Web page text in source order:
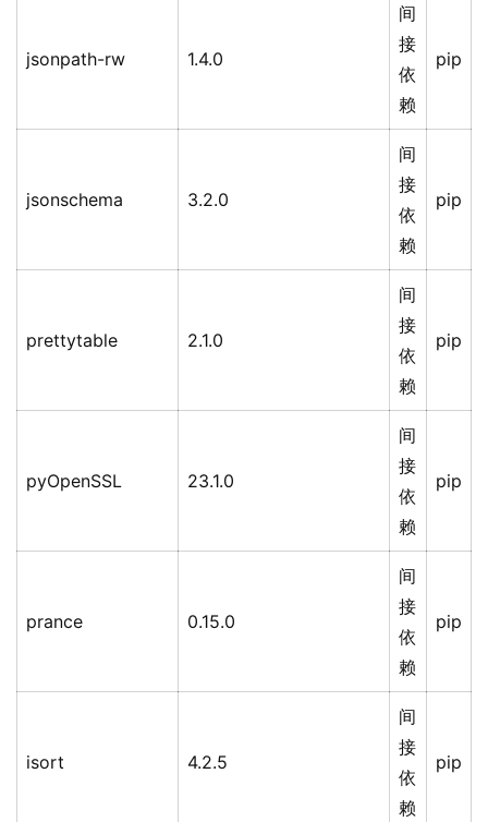
jsonpath-rw 1.4.0
间
接
依
赖
pip
jsonschema 3.2.0
间
接
依
赖
pip
prettytable 2.1.0
间
接
依
赖
pip
pyOpenSSL 23.1.0
间
接
依
赖
pip
prance 0.15.0
间
接
依
赖
pip
isort 4.2.5
间
接
依
赖
pip